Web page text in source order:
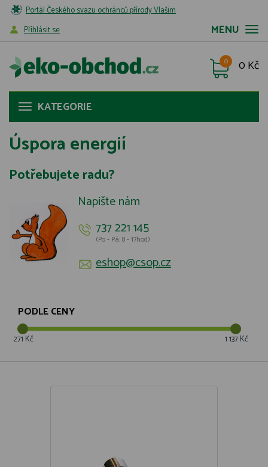
Portál Českého svazu ochránců přírody Vlašim
MENU
Příhlásit se
0 Kč
0
KATEGORIE
Úspora energií
Potřebujete radu?
Napište nám
737 221 145
(Po - Pá: 8 - 17hod)
eshop@csop.cz
PODLE CENY
271 Kč 1 137 Kč